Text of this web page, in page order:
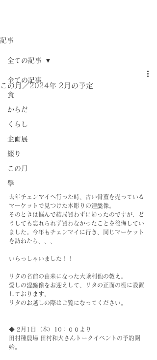
記事
全ての記事
食
からだ
くらし
企画展
綴り
この月
學
全ての記事
この月／2024年 2月の予定
去年チェンマイへ行った時、古い骨董を売っている
マーケットで見つけた木彫りの涅槃像。
そのときは悩んで結局買わずに帰ったのですが、ど
うしても忘れられず買わなかったことを後悔してい
ました。今年もチェンマイに行き、同じマーケット
を訪ねたら、、、
いらっしゃいました！！
リタの名前の由来になった大乗利他の教え。
愛しの涅槃像をお迎えして、リタの正面の棚に設置
しております。
リタのお越しの際はご覧になってください。
◆ 2月1日（木）10：００より
田村種農場 田村和大さんトークイベントの予約開
始。